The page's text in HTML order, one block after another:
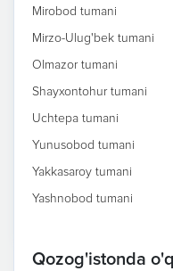
Mirobod tumani
Mirzo-Ulug'bek tumani
Olmazor tumani
Shayxontohur tumani
Uchtepa tumani
Yunusobod tumani
Yakkasaroy tumani
Yashnobod tumani
Qozog'istonda